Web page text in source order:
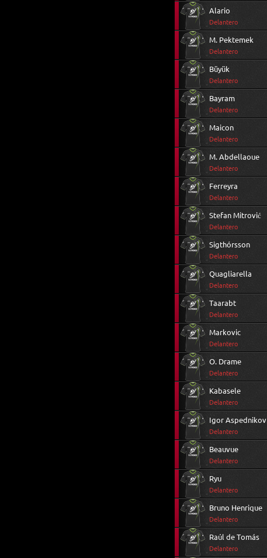
Alario
Delantero
M. Pektemek
Delantero
Büyük
Delantero
Bayram
Delantero
Maicon
Delantero
M. Abdellaoue
Delantero
Ferreyra
Delantero
Stefan Mitrović
Delantero
Sigthórsson
Delantero
Quagliarella
Delantero
Taarabt
Delantero
Markovic
Delantero
O. Drame
Delantero
Kabasele
Delantero
Igor Aspednikov
Delantero
Beauvue
Delantero
Ryu
Delantero
Bruno Henrique
Delantero
Raúl de Tomás
Delantero